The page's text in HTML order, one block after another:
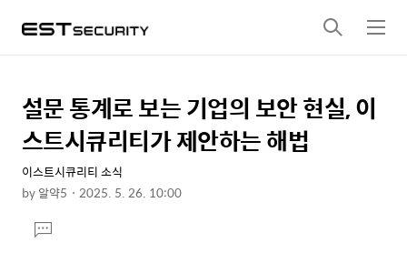
검
색
메
뉴
상
세
컨
텐
본
문
제
목
설문 통계로 보는 기업의 보안 현실, 이
스트시큐리티가 제안하는 해법
이스트시큐리티 소식
by알약5 2025. 5. 26. 10:00
문댓
글